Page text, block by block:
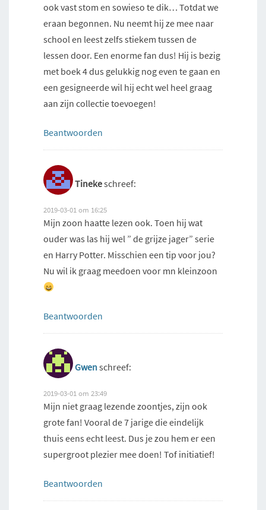
ook vast stom en sowieso te dik… Totdat we
eraan begonnen. Nu neemt hij ze mee naar
school en leest zelfs stiekem tussen de
lessen door. Een enorme fan dus! Hij is bezig
met boek 4 dus gelukkig nog even te gaan en
een gesigneerde wil hij echt wel heel graag
aan zijn collectie toevoegen!
Beantwoorden
Tinekeschreef:
2019-03-01 om 16:25
Mijn zoon haatte lezen ook. Toen hij wat
ouder was las hij wel ” de grijze jager” serie
en Harry Potter. Misschien een tip voor jou?
Nu wil ik graag meedoen voor mn kleinzoon
Beantwoorden
Gwenschreef:
2019-03-01 om 23:49
Mijn niet graag lezende zoontjes, zijn ook
grote fan! Vooral de 7 jarige die eindelijk
thuis eens echt leest. Dus je zou hem er een
supergroot plezier mee doen! Tof initiatief!
Beantwoorden